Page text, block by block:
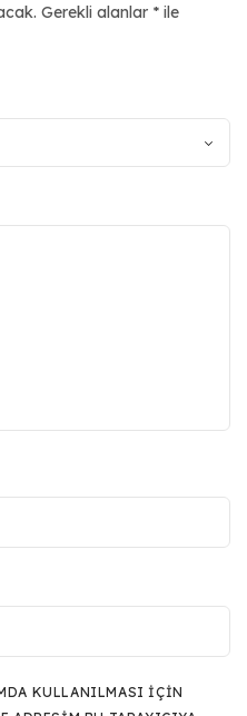
Gerekli alanlar * ile
KULLANILMASI IÇIN